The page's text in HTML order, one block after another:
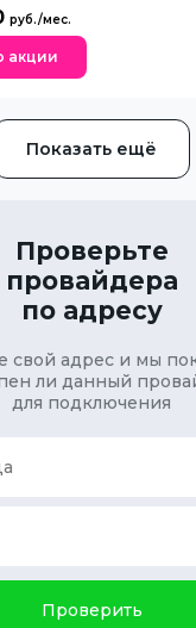
акции
Показать ещё
Проверьте
провайдера
по адресу
свой адрес и мы
ли данный
для подключения
Проверить